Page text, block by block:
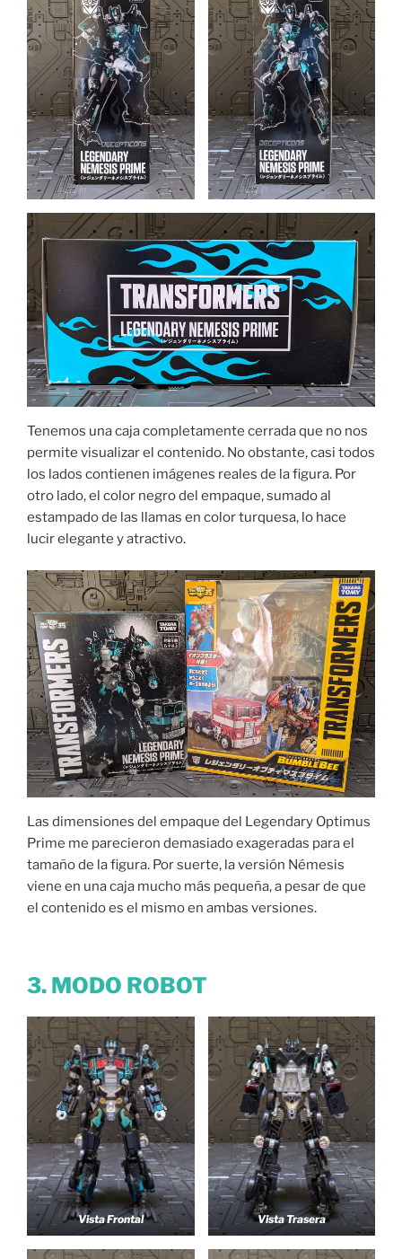
Tenemos una caja completamente cerrada que no nos
permite visualizar el contenido. No obstante, casi todos
los lados contienen imágenes reales de la figura. Por
otro lado, el color negro del empaque, sumado al
estampado de las llamas en color turquesa, lo hace
lucir elegante y atractivo.
Las dimensiones del empaque del Legendary Optimus
Prime me parecieron demasiado exageradas para el
tamaño de la figura. Por suerte, la versión Némesis
viene en una caja mucho más pequeña, a pesar de que
el contenido es el mismo en ambas versiones.
3. MODO ROBOT
Vista Frontal Vista Trasera